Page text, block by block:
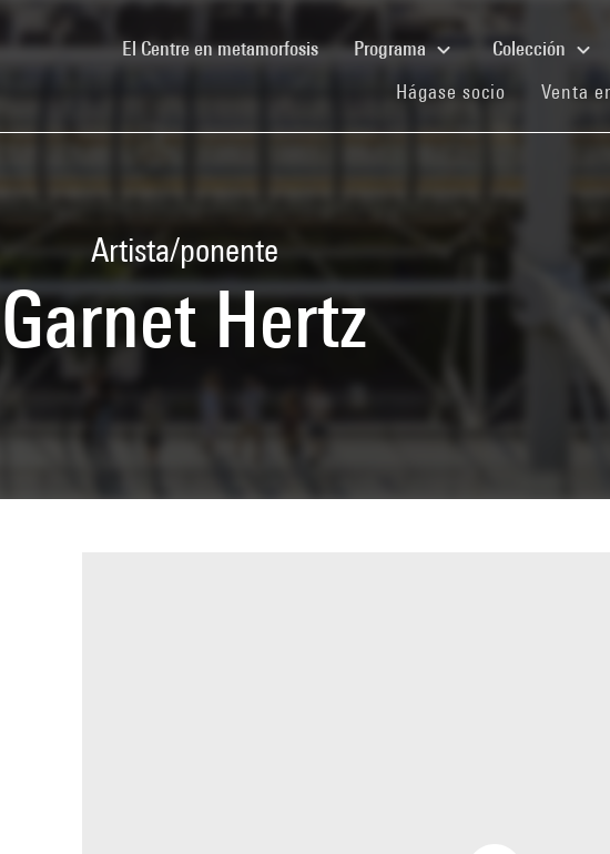
El Centre en metamorfosis(current)Programa Colección
Hágase socio (current)
Venta
Artista/ponente
Garnet Hertz